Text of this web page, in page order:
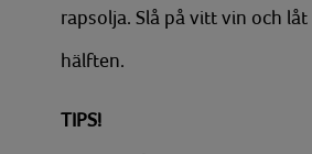
rapsolja. Slå på vitt vin och
hälften.
TIPS!